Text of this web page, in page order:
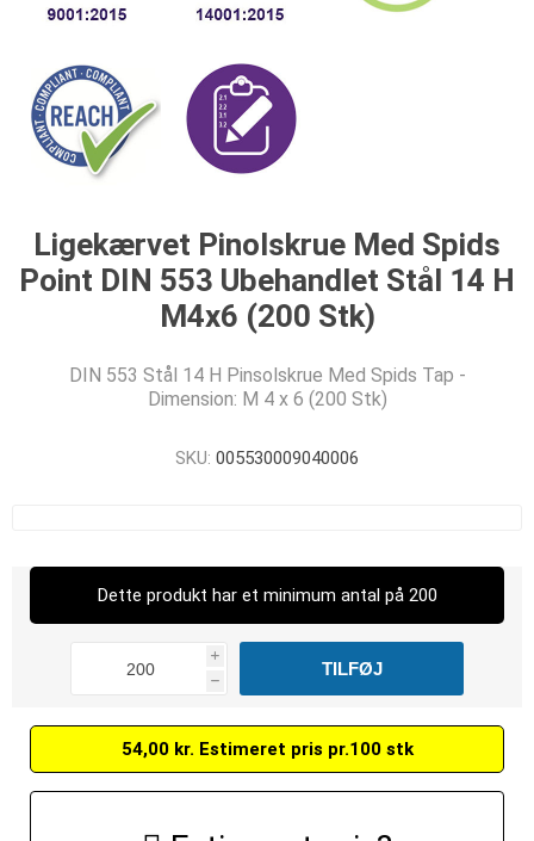
Ligekærvet Pinolskrue Med Spids
Point DIN 553 Ubehandlet Stål 14 H
M4x6 (200 Stk)
DIN 553 Stål 14 H Pinsolskrue Med Spids Tap -
Dimension: M 4 x 6 (200 Stk)
SKU: 005530009040006
Dette produkt har et minimum antal på 200
i
h
54,00 kr. Estimeret pris pr.100 stk